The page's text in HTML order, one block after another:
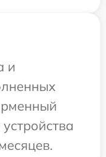
и